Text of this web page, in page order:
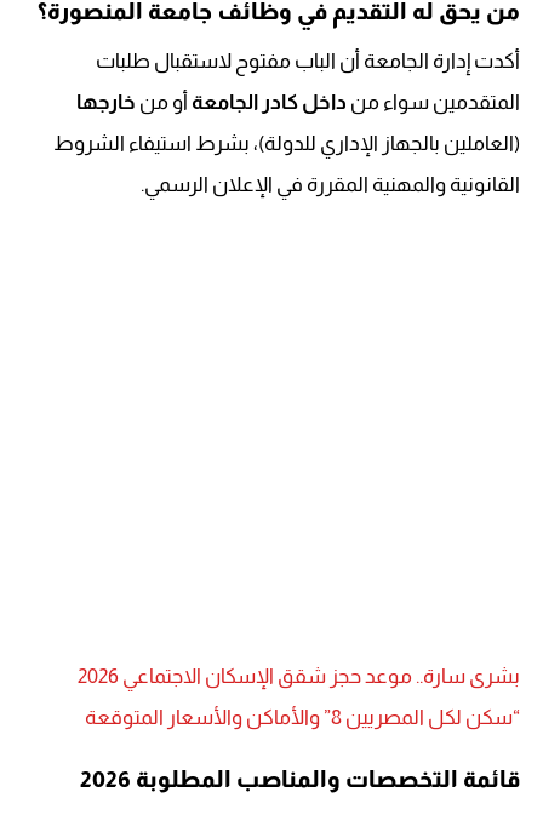
من يحق له التقديم في وظائف جامعة المنصورة؟
أكدت إدارة الجامعة أن الباب مفتوح لاستقبال طلبات
المتقدمين سواء من داخل كادر الجامعة أو من خارجها
(العاملين بالجهاز الإداري للدولة)، بشرط استيفاء الشروط
القانونية والمهنية المقررة في الإعلان الرسمي.
بشرى سارة.. موعد حجز شقق الإسكان الاجتماعي 2026
“سكن لكل المصريين 8” والأماكن والأسعار المتوقعة
قائمة التخصصات والمناصب المطلوبة 2026